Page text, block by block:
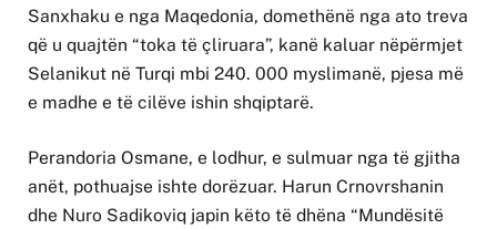
Sanxhaku e nga Maqedonia, domethënë nga ato treva
që u quajtën “toka të çliruara”, kanë kaluar nëpërmjet
Selanikut në Turqi mbi 240. 000 myslimanë, pjesa më
e madhe e të cilëve ishin shqiptarë.
Perandoria Osmane, e lodhur, e sulmuar nga të gjitha
anët, pothuajse ishte dorëzuar. Harun Crnovrshanin
dhe Nuro Sadikoviq japin këto të dhëna “Mundësitë